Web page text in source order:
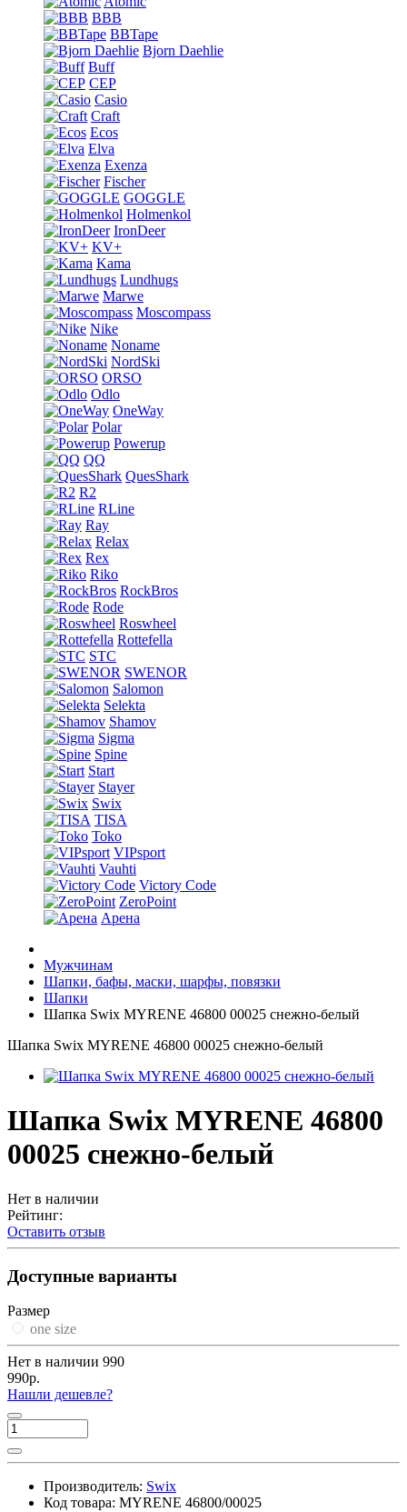
BBB
BBTape
Bjorn Daehlie
Buff
CEP
Casio
Craft
Ecos
Elva
Exenza
Fischer
GOGGLE
Holmenkol
IronDeer
KV+
Kama
Lundhugs
Marwe
Moscompass
Nike
Noname
NordSki
ORSO
Odlo
OneWay
Polar
Powerup
QQ
QuesShark
R2
RLine
Ray
Relax
Rex
Riko
RockBros
Rode
Roswheel
Rottefella
STC
SWENOR
Salomon
Selekta
Shamov
Sigma
Spine
Start
Stayer
Swix
TISA
Toko
VIPsport
Vauhti
Victory Code
ZeroPoint
Арена
Мужчинам
Шапки, бафы, маски, шарфы, повязки
Шапки
Шапка Swix MYRENE 46800 00025 снежно-белый
Шапка Swix MYRENE 46800 00025 снежно-белый
Шапка Swix MYRENE 46800
00025 снежно-белый
Нет в наличии
Рейтинг:
Оставить отзыв
Доступные варианты
Размер
one size
Нет в наличии 990
990р.
Нашли дешевле?
Производитель: Swix
Код товара: MYRENE 46800/00025